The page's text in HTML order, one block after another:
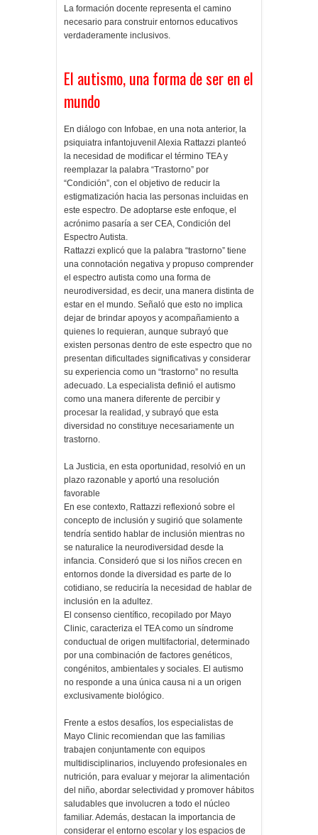
La formación docente representa el camino
necesario para construir entornos educativos
verdaderamente inclusivos.
El autismo, una forma de ser en el
mundo
En diálogo con Infobae, en una nota anterior, la
psiquiatra infantojuvenil Alexia Rattazzi planteó
la necesidad de modificar el término TEA y
reemplazar la palabra “Trastorno” por
“Condición”, con el objetivo de reducir la
estigmatización hacia las personas incluidas en
este espectro. De adoptarse este enfoque, el
acrónimo pasaría a ser CEA, Condición del
Espectro Autista.
Rattazzi explicó que la palabra “trastorno” tiene
una connotación negativa y propuso comprender
el espectro autista como una forma de
neurodiversidad, es decir, una manera distinta de
estar en el mundo. Señaló que esto no implica
dejar de brindar apoyos y acompañamiento a
quienes lo requieran, aunque subrayó que
existen personas dentro de este espectro que no
presentan dificultades significativas y considerar
su experiencia como un “trastorno” no resulta
adecuado. La especialista definió el autismo
como una manera diferente de percibir y
procesar la realidad, y subrayó que esta
diversidad no constituye necesariamente un
trastorno.
La Justicia, en esta oportunidad, resolvió en un
plazo razonable y aportó una resolución
favorable
En ese contexto, Rattazzi reflexionó sobre el
concepto de inclusión y sugirió que solamente
tendría sentido hablar de inclusión mientras no
se naturalice la neurodiversidad desde la
infancia. Consideró que si los niños crecen en
entornos donde la diversidad es parte de lo
cotidiano, se reduciría la necesidad de hablar de
inclusión en la adultez.
El consenso científico, recopilado por Mayo
Clinic, caracteriza el TEA como un síndrome
conductual de origen multifactorial, determinado
por una combinación de factores genéticos,
congénitos, ambientales y sociales. El autismo
no responde a una única causa ni a un origen
exclusivamente biológico.
Frente a estos desafíos, los especialistas de
Mayo Clinic recomiendan que las familias
trabajen conjuntamente con equipos
multidisciplinarios, incluyendo profesionales en
nutrición, para evaluar y mejorar la alimentación
del niño, abordar selectividad y promover hábitos
saludables que involucren a todo el núcleo
familiar. Además, destacan la importancia de
considerar el entorno escolar y los espacios de